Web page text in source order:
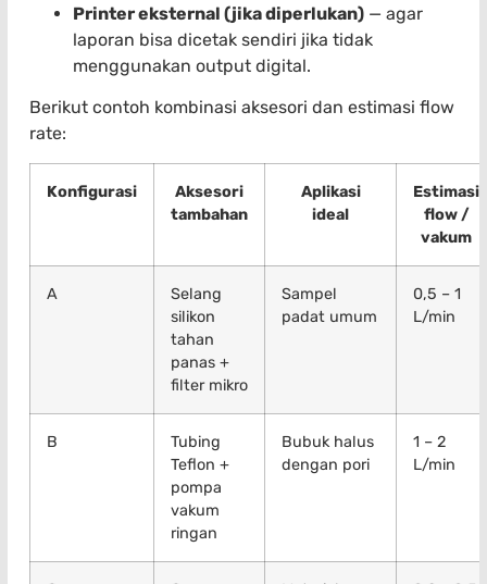
Printer eksternal (jika diperlukan) — agar
laporan bisa dicetak sendiri jika tidak
menggunakan output digital.
Berikut contoh kombinasi aksesori dan estimasi flow
rate:
Konfigurasi
Aksesori
tambahan
Aplikasi
ideal
Estimasi
flow /
vakum
A
Selang
silikon
tahan
panas +
filter mikro
Sampel
padat umum
0,5 – 1
L/min
B
Tubing
Teflon +
pompa
vakum
ringan
Bubuk halus
dengan pori
1 – 2
L/min